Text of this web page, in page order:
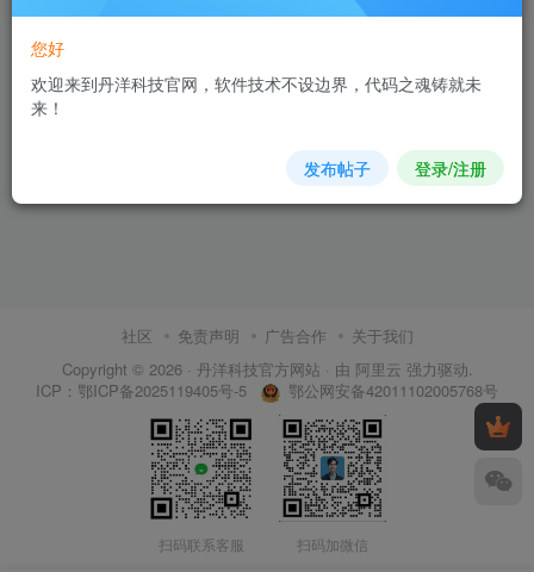
社区 免责声明 广告合作
关于我们
Copyright © 2026 · 丹洋科技官方网站 · 由 阿里云 强力驱动.
ICP： 鄂ICP备2025119405号-5 鄂公网安备42011102005768号
扫码联系客服 扫码加微信
您好
欢迎来到丹洋科技官网，软件技术不设边界，代码之魂铸就未
来！
发布帖子 登录/注册